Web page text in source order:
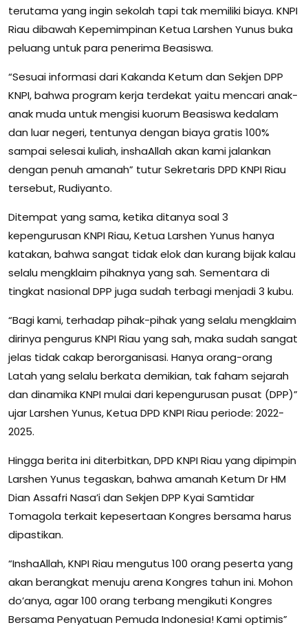
terutama yang ingin sekolah tapi tak memiliki biaya. KNPI
Riau dibawah Kepemimpinan Ketua Larshen Yunus buka
peluang untuk para penerima Beasiswa.
“Sesuai informasi dari Kakanda Ketum dan Sekjen DPP
KNPI, bahwa program kerja terdekat yaitu mencari anak-
anak muda untuk mengisi kuorum Beasiswa kedalam
dan luar negeri, tentunya dengan biaya gratis 100%
sampai selesai kuliah, inshaAllah akan kami jalankan
dengan penuh amanah” tutur Sekretaris DPD KNPI Riau
tersebut, Rudiyanto.
Ditempat yang sama, ketika ditanya soal 3
kepengurusan KNPI Riau, Ketua Larshen Yunus hanya
katakan, bahwa sangat tidak elok dan kurang bijak kalau
selalu mengklaim pihaknya yang sah. Sementara di
tingkat nasional DPP juga sudah terbagi menjadi 3 kubu.
“Bagi kami, terhadap pihak-pihak yang selalu mengklaim
dirinya pengurus KNPI Riau yang sah, maka sudah sangat
jelas tidak cakap berorganisasi. Hanya orang-orang
Latah yang selalu berkata demikian, tak faham sejarah
dan dinamika KNPI mulai dari kepengurusan pusat (DPP)”
ujar Larshen Yunus, Ketua DPD KNPI Riau periode: 2022-
2025.
Hingga berita ini diterbitkan, DPD KNPI Riau yang dipimpin
Larshen Yunus tegaskan, bahwa amanah Ketum Dr HM
Dian Assafri Nasa’i dan Sekjen DPP Kyai Samtidar
Tomagola terkait kepesertaan Kongres bersama harus
dipastikan.
“InshaAllah, KNPI Riau mengutus 100 orang peserta yang
akan berangkat menuju arena Kongres tahun ini. Mohon
do’anya, agar 100 orang terbang mengikuti Kongres
Bersama Penyatuan Pemuda Indonesia! Kami optimis”